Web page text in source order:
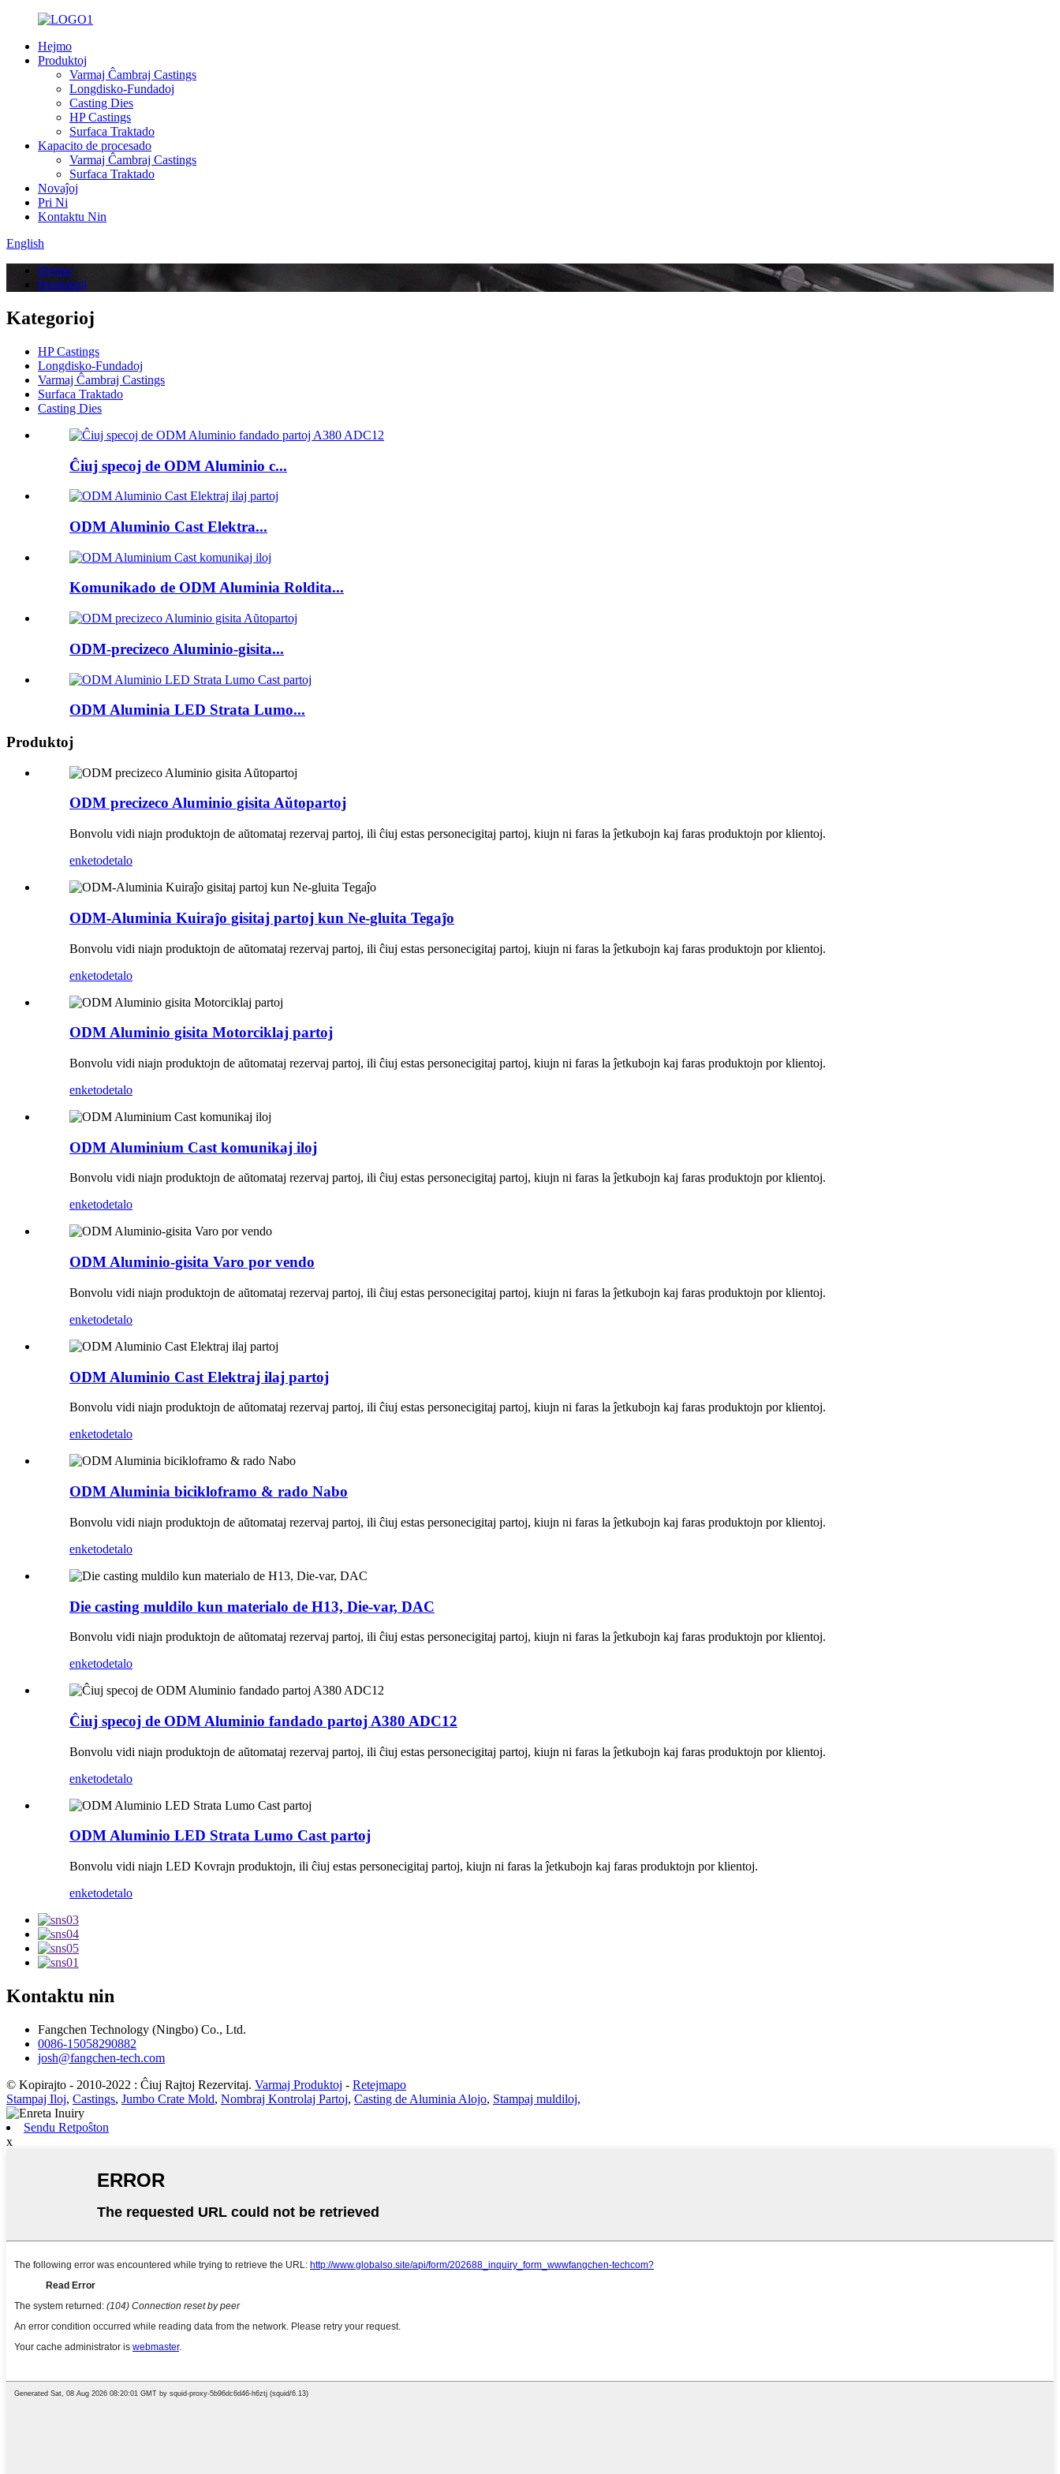
Hejmo
Produktoj
Varmaj Ĉambraj Castings
Longdisko-Fundadoj
Casting Dies
HP Castings
Surfaca Traktado
Kapacito de procesado
Varmaj Ĉambraj Castings
Surfaca Traktado
Novaĵoj
Pri Ni
Kontaktu Nin
English
Hejmo
Produktoj
Kategorioj
HP Castings
Longdisko-Fundadoj
Varmaj Ĉambraj Castings
Surfaca Traktado
Casting Dies
Ĉiuj specoj de ODM Aluminio c...
ODM Aluminio Cast Elektra...
Komunikado de ODM Aluminia Roldita...
ODM-precizeco Aluminio-gisita...
ODM Aluminia LED Strata Lumo...
Produktoj
ODM precizeco Aluminio gisita Aŭtopartoj
Bonvolu vidi niajn produktojn de aŭtomataj rezervaj partoj, ili ĉiuj estas personecigitaj partoj, kiujn ni faras la ĵetkubojn kaj faras produktojn por klientoj.
enketodetalo
ODM-Aluminia Kuiraĵo gisitaj partoj kun Ne-gluita Tegaĵo
Bonvolu vidi niajn produktojn de aŭtomataj rezervaj partoj, ili ĉiuj estas personecigitaj partoj, kiujn ni faras la ĵetkubojn kaj faras produktojn por klientoj.
enketodetalo
ODM Aluminio gisita Motorciklaj partoj
Bonvolu vidi niajn produktojn de aŭtomataj rezervaj partoj, ili ĉiuj estas personecigitaj partoj, kiujn ni faras la ĵetkubojn kaj faras produktojn por klientoj.
enketodetalo
ODM Aluminium Cast komunikaj iloj
Bonvolu vidi niajn produktojn de aŭtomataj rezervaj partoj, ili ĉiuj estas personecigitaj partoj, kiujn ni faras la ĵetkubojn kaj faras produktojn por klientoj.
enketodetalo
ODM Aluminio-gisita Varo por vendo
Bonvolu vidi niajn produktojn de aŭtomataj rezervaj partoj, ili ĉiuj estas personecigitaj partoj, kiujn ni faras la ĵetkubojn kaj faras produktojn por klientoj.
enketodetalo
ODM Aluminio Cast Elektraj ilaj partoj
Bonvolu vidi niajn produktojn de aŭtomataj rezervaj partoj, ili ĉiuj estas personecigitaj partoj, kiujn ni faras la ĵetkubojn kaj faras produktojn por klientoj.
enketodetalo
ODM Aluminia bicikloframo & rado Nabo
Bonvolu vidi niajn produktojn de aŭtomataj rezervaj partoj, ili ĉiuj estas personecigitaj partoj, kiujn ni faras la ĵetkubojn kaj faras produktojn por klientoj.
enketodetalo
Die casting muldilo kun materialo de H13, Die-var, DAC
Bonvolu vidi niajn produktojn de aŭtomataj rezervaj partoj, ili ĉiuj estas personecigitaj partoj, kiujn ni faras la ĵetkubojn kaj faras produktojn por klientoj.
enketodetalo
Ĉiuj specoj de ODM Aluminio fandado partoj A380 ADC12
Bonvolu vidi niajn produktojn de aŭtomataj rezervaj partoj, ili ĉiuj estas personecigitaj partoj, kiujn ni faras la ĵetkubojn kaj faras produktojn por klientoj.
enketodetalo
ODM Aluminio LED Strata Lumo Cast partoj
Bonvolu vidi niajn LED Kovrajn produktojn, ili ĉiuj estas personecigitaj partoj, kiujn ni faras la ĵetkubojn kaj faras produktojn por klientoj.
enketodetalo
Kontaktu nin
Fangchen Technology (Ningbo) Co., Ltd.
0086-15058290882
josh@fangchen-tech.com
© Kopirajto - 2010-2022 : Ĉiuj Rajtoj Rezervitaj. Varmaj Produktoj - Retejmapo
Stampaj Iloj, Castings, Jumbo Crate Mold, Nombraj Kontrolaj Partoj, Casting de Aluminia Alojo, Stampaj muldiloj,
Sendu Retpoŝton
x